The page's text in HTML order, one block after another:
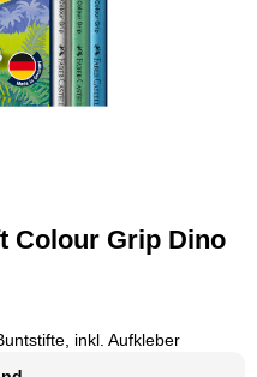
Colour Grip Dino
inkl. Aufkleber